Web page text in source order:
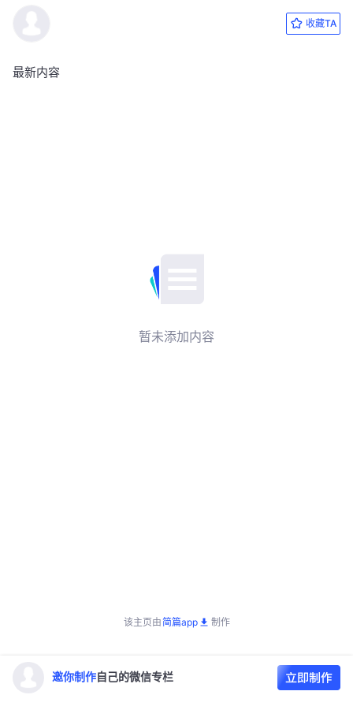
收藏TA
最新内容
暂未添加内容
该主页由简篇app 制作
邀你制作 自己的微信专栏